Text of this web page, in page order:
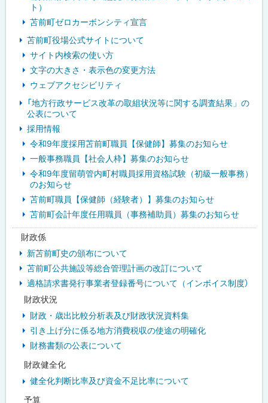
ト）
苫前町ゼロカーボンシティ宣言
苫前町役場公式サイトについて
サイト内検索の使い方
文字の大きさ・表示色の変更方法
ウェブアクセシビリティ
「地方行政サービス改革の取組状況等に関する調査結果」の
公表について
採用情報
令和9年度採用苫前町職員【保健師】募集のお知らせ
一般事務職員【社会人枠】募集のお知らせ
令和9年度留萌管内町村職員採用資格試験（初級一般事務）
のお知らせ
苫前町職員【保健師（経験者）】募集のお知らせ
苫前町会計年度任用職員（事務補助員）募集のお知らせ
財政係
新苫前町史の頒布について
苫前町公共施設等総合管理計画の改訂について
適格請求書発行事業者登録番号について（インボイス制度）
財政状況
財政・歳出比較分析表及び財政状況資料集
引き上げ分に係る地方消費税収の使途の明確化
財務書類の公表について
財政健全化
健全化判断比率及び資金不足比率について
予算